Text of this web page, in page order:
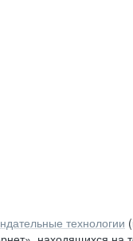
технологии